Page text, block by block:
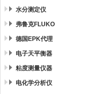
水分测定仪
弗鲁克FLUKO
德国EPK代理
电子天平衡器
粘度测量仪器
电化学分析仪